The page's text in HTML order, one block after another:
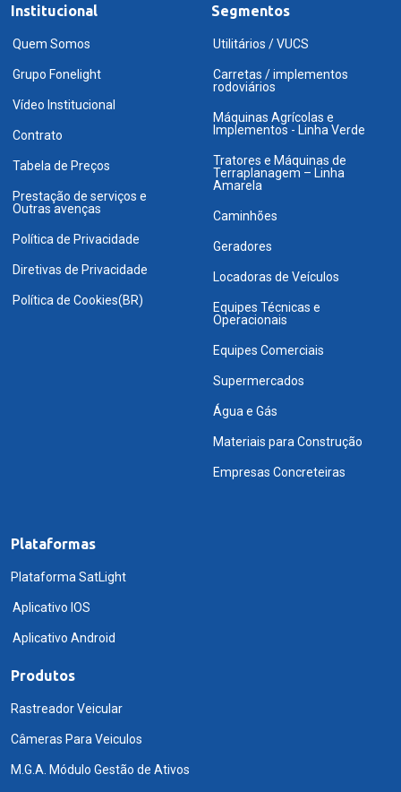
Institucional
Quem Somos
Grupo Fonelight
Vídeo Institucional
Contrato
Tabela de Preços
Prestação de serviços e
Outras avenças
Política de Privacidade
Diretivas de Privacidade
Política de Cookies(BR)
Segmentos
Utilitários / VUCS
Carretas / implementos
rodoviários
Máquinas Agrícolas e
Implementos - Linha Verde
Tratores e Máquinas de
Terraplanagem – Linha
Amarela
Caminhões
Geradores
Locadoras de Veículos
Equipes Técnicas e
Operacionais
Equipes Comerciais
Supermercados
Água e Gás
Materiais para Construção
Empresas Concreteiras
Plataformas
Plataforma SatLight
Aplicativo IOS
Aplicativo Android
Produtos
Rastreador Veicular
Câmeras Para Veiculos
M.G.A. Módulo Gestão de Ativos